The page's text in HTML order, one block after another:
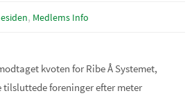
, Medlems Info
kvoten for Ribe Å Systemet,
foreninger efter meter